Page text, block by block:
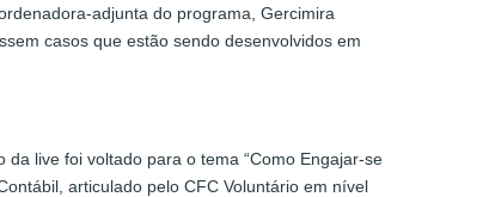
adjunta do programa, Gercimira
casos que estão sendo desenvolvidos em
live foi voltado para o tema “Como Engajar-se
articulado pelo CFC Voluntário em nível